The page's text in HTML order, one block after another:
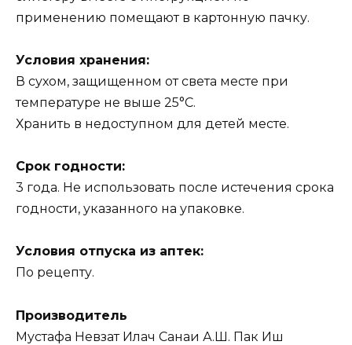
применению помещают в картонную пачку.
Условия хранения:
В сухом, защищенном от света месте при
температуре не выше 25°С.
Хранить в недоступном для детей месте.
Срок годности:
3 года. Не использовать после истечения срока
годности, указанного на упаковке.
Условия отпуска из аптек:
По рецепту.
Производитель
Мустафа Невзат Илач Санаи А.Ш. Пак Иш